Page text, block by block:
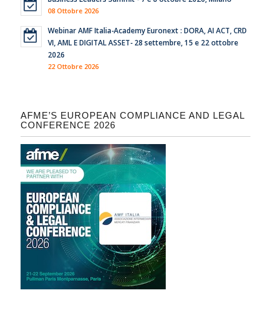
08 Ottobre 2026
Webinar AMF Italia-Academy Euronext : DORA, AI ACT, CRD
VI, AML E DIGITAL ASSET- 28 settembre, 15 e 22 ottobre
2026
22 Ottobre 2026
AFME’S EUROPEAN COMPLIANCE AND LEGAL
CONFERENCE 2026